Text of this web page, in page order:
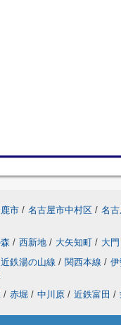
市 / 名古屋市中村区 / 名
/ 西新地 / 大矢知町 / 大門
近鉄湯の山線 / 関西本線 /
/ 赤堀 / 中川原 / 近鉄富田 /